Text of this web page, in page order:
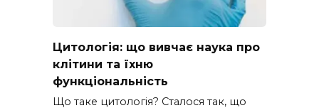
Цитологія: що вивчає наука про
клітини та їхню
функціональність
Що таке цитологія? Cталося так, що